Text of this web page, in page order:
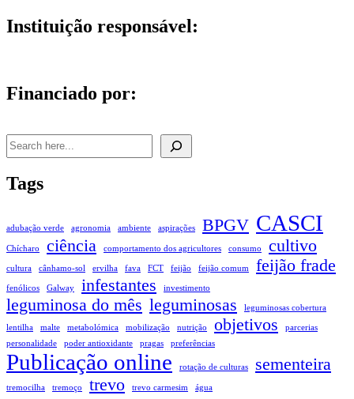
Instituição responsável:
Financiado por:
Pesquisar
Tags
adubação verde agronomia ambiente aspirações BPGV CASCI
Chícharo ciência comportamento dos agricultores consumo cultivo
cultura cânhamo-sol ervilha fava FCT feijão feijão comum feijão frade
fenólicos Galway infestantes investimento
leguminosa do mês leguminosas leguminosas cobertura
lentilha malte metabolómica mobilização nutrição objetivos
parcerias
personalidade
poder antioxidante pragas preferências
Publicação online rotação de culturas sementeira
tremocilha tremoço trevo trevo carmesim água